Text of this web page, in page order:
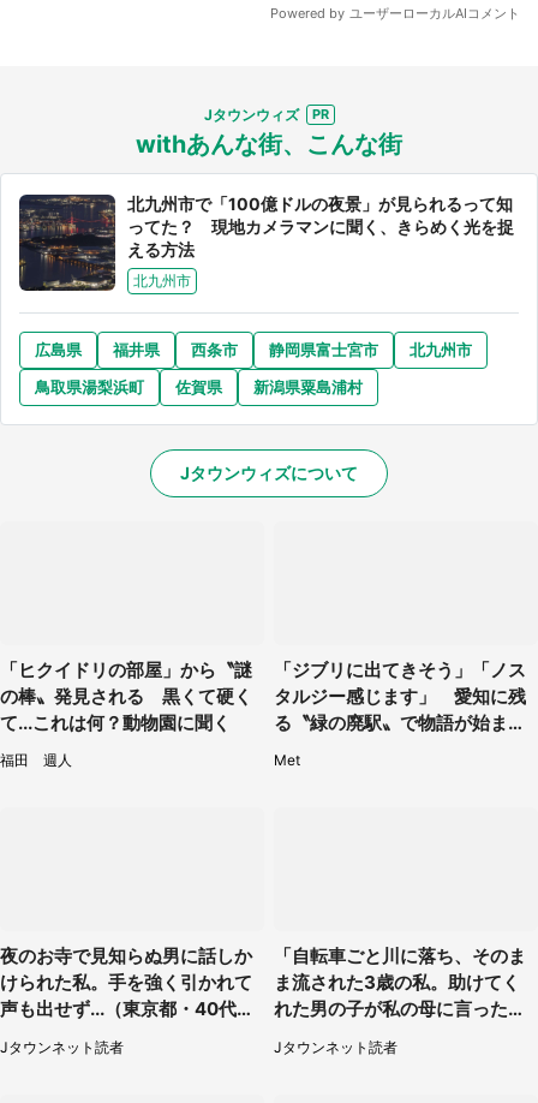
Jタウンウィズ
withあんな街、こんな街
北九州市で「100億ドルの夜景」が見られるって知
ってた？ 現地カメラマンに聞く、きらめく光を捉
える方法
北九州市
広島県 福井県 西条市 静岡県富士宮市
北九州市
鳥取県湯梨浜町
佐賀県 新潟県粟島浦村
Jタウンウィズについて
「ヒクイドリの部屋」から〝謎
の棒〟発見される 黒くて硬く
て...これは何？動物園に聞く
福田 週人
「ジブリに出てきそう」「ノス
タルジー感じます」 愛知に残
る〝緑の廃駅〟で物語が始まり
そう
Met
夜のお寺で見知らぬ男に話しか
けられた私。手を強く引かれて
声も出せず...（東京都・40代女
Jタウンネット読者
「自転車ごと川に落ち、そのま
ま流された3歳の私。助けてく
れた男の子が私の母に言ったの
は...」（千葉県・20代女性）
Jタウンネット読者